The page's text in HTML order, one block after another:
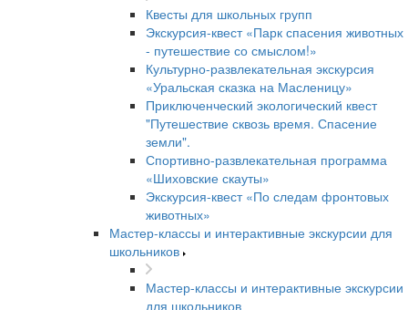
Квесты для школьных групп
Экскурсия-квест «Парк спасения животных
- путешествие со смыслом!»
Культурно-развлекательная экскурсия
«Уральская сказка на Масленицу»
Приключенческий экологический квест
"Путешествие сквозь время. Спасение
земли".
Спортивно-развлекательная программа
«Шиховские скауты»
Экскурсия-квест «По следам фронтовых
животных»
Мастер-классы и интерактивные экскурсии для
школьников
Мастер-классы и интерактивные экскурсии
для школьников